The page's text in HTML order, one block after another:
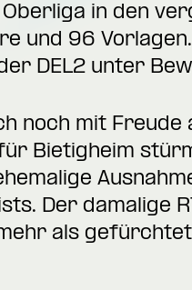
in den
und 96
DEL2 unter
noch mit Freude
Bietigheim
Der damalige
als